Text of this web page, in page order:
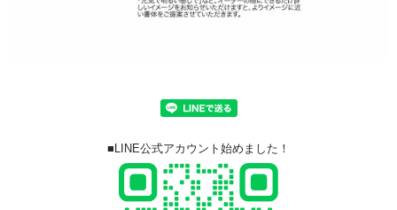
■LINE公式アカウント始めました！